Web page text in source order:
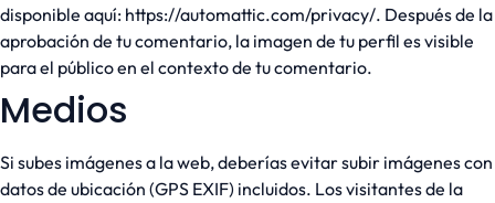
disponible aquí: https://automattic.com/privacy/. Después de la
aprobación de tu comentario, la imagen de tu perfil es visible
para el público en el contexto de tu comentario.
Medios
Si subes imágenes a la web, deberías evitar subir imágenes con
datos de ubicación (GPS EXIF) incluidos. Los visitantes de la